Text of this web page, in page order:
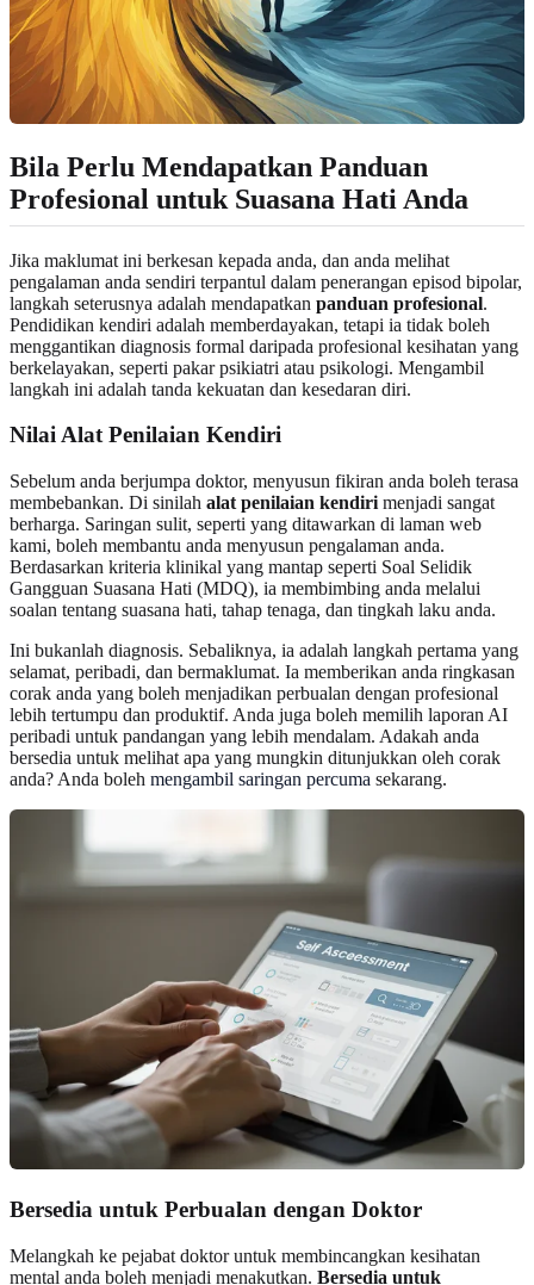
Bila Perlu Mendapatkan Panduan
Profesional untuk Suasana Hati Anda
Jika maklumat ini berkesan kepada anda, dan anda melihat
pengalaman anda sendiri terpantul dalam penerangan episod bipolar,
langkah seterusnya adalah mendapatkan panduan profesional.
Pendidikan kendiri adalah memberdayakan, tetapi ia tidak boleh
menggantikan diagnosis formal daripada profesional kesihatan yang
berkelayakan, seperti pakar psikiatri atau psikologi. Mengambil
langkah ini adalah tanda kekuatan dan kesedaran diri.
Nilai Alat Penilaian Kendiri
Sebelum anda berjumpa doktor, menyusun fikiran anda boleh terasa
membebankan. Di sinilah alat penilaian kendiri menjadi sangat
berharga. Saringan sulit, seperti yang ditawarkan di laman web
kami, boleh membantu anda menyusun pengalaman anda.
Berdasarkan kriteria klinikal yang mantap seperti Soal Selidik
Gangguan Suasana Hati (MDQ), ia membimbing anda melalui
soalan tentang suasana hati, tahap tenaga, dan tingkah laku anda.
Ini bukanlah diagnosis. Sebaliknya, ia adalah langkah pertama yang
selamat, peribadi, dan bermaklumat. Ia memberikan anda ringkasan
corak anda yang boleh menjadikan perbualan dengan profesional
lebih tertumpu dan produktif. Anda juga boleh memilih laporan AI
peribadi untuk pandangan yang lebih mendalam. Adakah anda
bersedia untuk melihat apa yang mungkin ditunjukkan oleh corak
anda? Anda boleh mengambil saringan percuma sekarang.
Bersedia untuk Perbualan dengan Doktor
Melangkah ke pejabat doktor untuk membincangkan kesihatan
mental anda boleh menjadi menakutkan. Bersedia untuk